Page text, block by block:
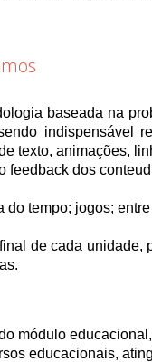
baseada na
indispensável
texto, animações,
feedback dos
do tempo; jogos;
de cada unidade,
módulo
educacionais,